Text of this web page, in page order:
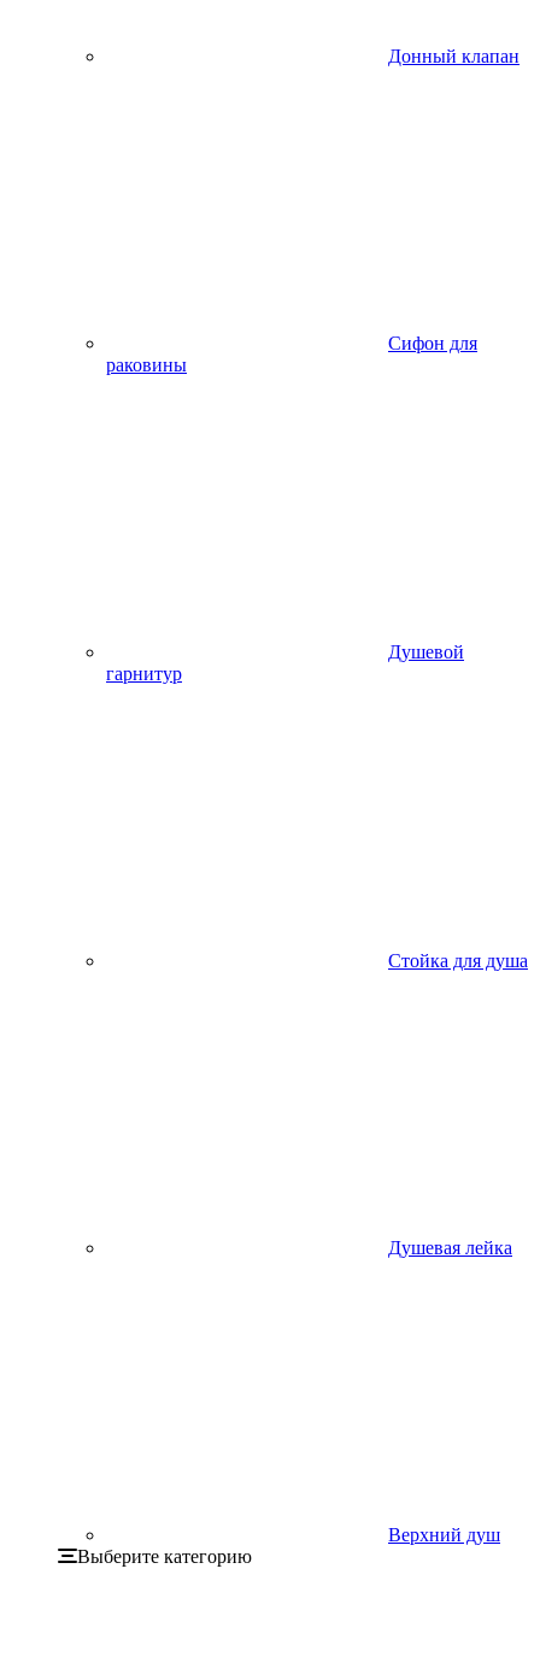
Донный клапан
Сифон для
раковины
Душевой
гарнитур
Стойка для душа
Душевая лейка
Верхний душ
Выберите категорию